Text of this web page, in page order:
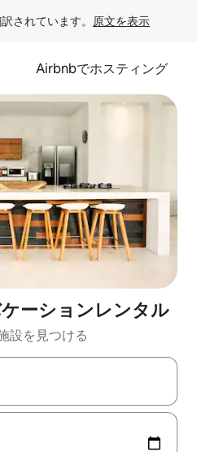
されています。 原文を表示
Airbnbでホスティング
ーションレンタル
設を見つける
下の矢印キーを使って移動するか